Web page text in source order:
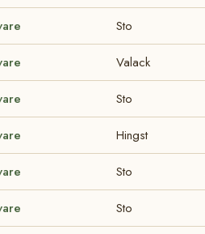
Sto
Valack
Sto
Hingst
Sto
Sto